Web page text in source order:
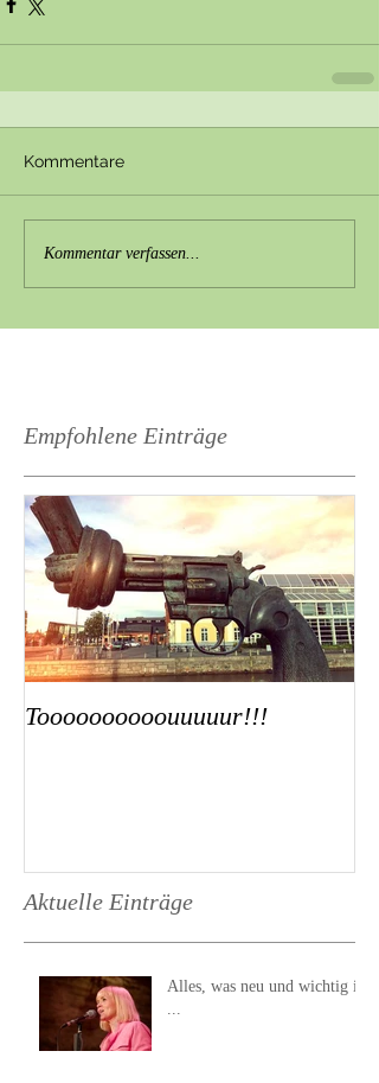
Kommentare
Kommentar verfassen...
Empfohlene Einträge
Toooooooooouuuuur!!!
Aktuelle Einträge
Alles, was neu und wichtig ist
...